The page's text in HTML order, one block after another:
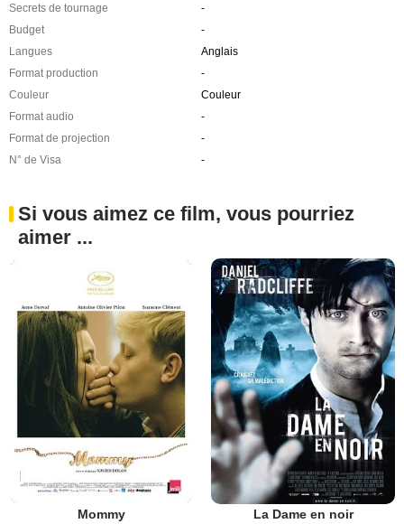
Secrets de tournage
-
Budget
-
Langues
Anglais
Format production
-
Couleur
Couleur
Format audio
-
Format de projection
-
N° de Visa
-
Si vous aimez ce film, vous pourriez
aimer ...
Mommy La Dame en noir